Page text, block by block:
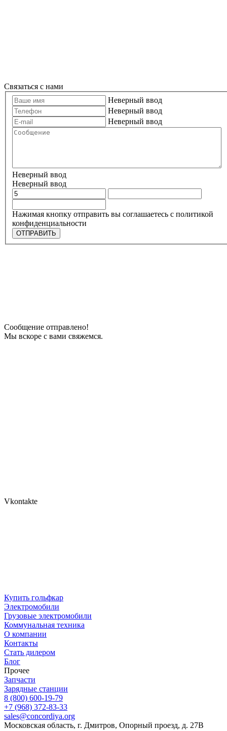
Связаться с нами
Неверный ввод
Неверный ввод
Неверный ввод
Неверный ввод
Неверный ввод
Нажимая кнопку отправить вы соглашаетесь с политикой
конфиденциальности
ОТПРАВИТЬ
Сообщение отправлено!
Мы вскоре с вами свяжемся.
Vkontakte
Купить гольфкар
Электромобили
Грузовые электромобили
Коммунальная техника
О компании
Контакты
Стать дилером
Блог
Прочее
Запчасти
Зарядные станции
8 (800) 600-19-79
+7 (968) 372-83-33
sales@concordiya.org
Московская область, г. Дмитров, Опорный проезд, д. 27В